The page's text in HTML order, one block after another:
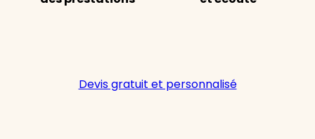
Devis gratuit et personnalisé